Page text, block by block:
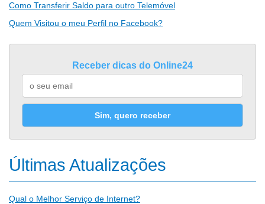
Como Transferir Saldo para outro Telemóvel
Quem Visitou o meu Perfil no Facebook?
Receber dicas do Online24
Sim, quero receber
Últimas Atualizações
Qual o Melhor Serviço de Internet?